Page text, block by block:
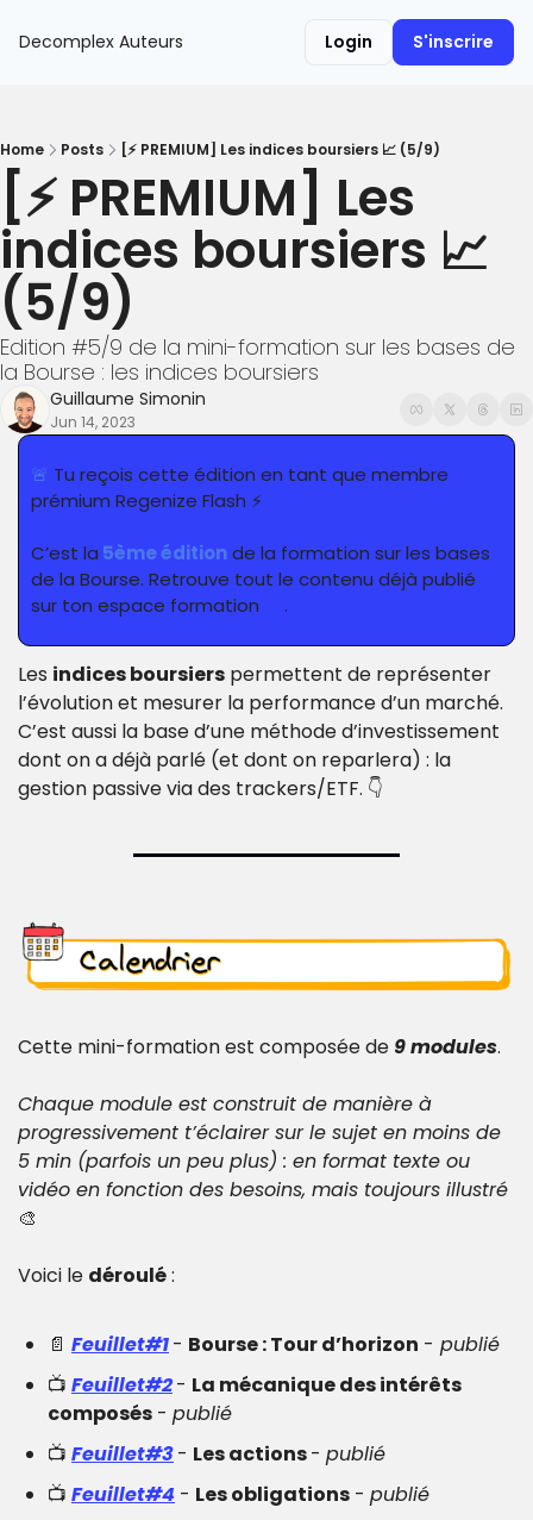
Decomplex Auteurs Login S'inscrire
Home Posts [⚡️ PREMIUM] Les indices boursiers 📈 (5/9)
[⚡️ PREMIUM] Les
indices boursiers 📈
(5/9)
Edition #5/9 de la mini-formation sur les bases de
la Bourse : les indices boursiers
Guillaume Simonin
Jun 14, 2023
🚨 Tu reçois cette édition en tant que membre
prémium Regenize Flash ⚡️
C’est la 5ème édition de la formation sur les bases
de la Bourse. Retrouve tout le contenu déjà publié
sur ton espace formation
.
Les indices boursiers permettent de représenter
l’évolution et mesurer la performance d’un marché.
C’est aussi la base d’une méthode d’investissement
dont on a déjà parlé (et dont on reparlera) : la
gestion passive via des trackers/ETF. 👇
Cette mini-formation est composée de 9 modules.
Chaque module est construit de manière à
progressivement t’éclairer sur le sujet en moins de
5 min (parfois un peu plus) : en format texte ou
🎨
Voici le déroulé :
📄 Feuillet#1- Bourse : Tour d’horizon - publié
📺 Feuillet#2- La mécanique des intérêts
composés - publié
📺 Feuillet#3- Les actions - publié
📺 Feuillet#4 - Les obligations - publié